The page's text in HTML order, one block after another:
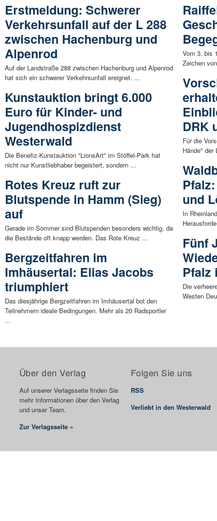
Erstmeldung: Schwerer
Verkehrsunfall auf der L 288
zwischen Hachenburg und
Alpenrod
Auf der Landstraße 288 zwischen Hachenburg und Alpenrod
hat sich ein schwerer Verkehrsunfall ereignet. ...
Kunstauktion bringt 6.000
Euro für Kinder- und
Jugendhospizdienst
Westerwald
Die Benefiz-Kunstauktion "LionsArt" im Stöffel-Park hat
nicht nur Kunstliebhaber begeistert, sondern ...
Rotes Kreuz ruft zur
Blutspende in Hamm (Sieg)
auf
Gerade im Sommer sind Blutspenden besonders wichtig, da
die Bestände oft knapp werden. Das Rote Kreuz ...
Bergzeitfahren im
Imhäusertal: Elias Jacobs
triumphiert
Das diesjährige Bergzeitfahren im Imhäusertal bot den
Teilnehmern ideale Bedingungen. Mehr als 20 Radsportler
...
Vom 3. bis
Zeichen
DRK
Für die
Hände"
und
In
Fünf
Pfalz
Die
Westen
Über den Verlag
Auf unserer Verlagsseite finden Sie
mehr Informationen über den Verlag
und unser Team.
Zur Verlagsseite »
Folgen Sie uns
RSS
Verliebt in den Westerwald